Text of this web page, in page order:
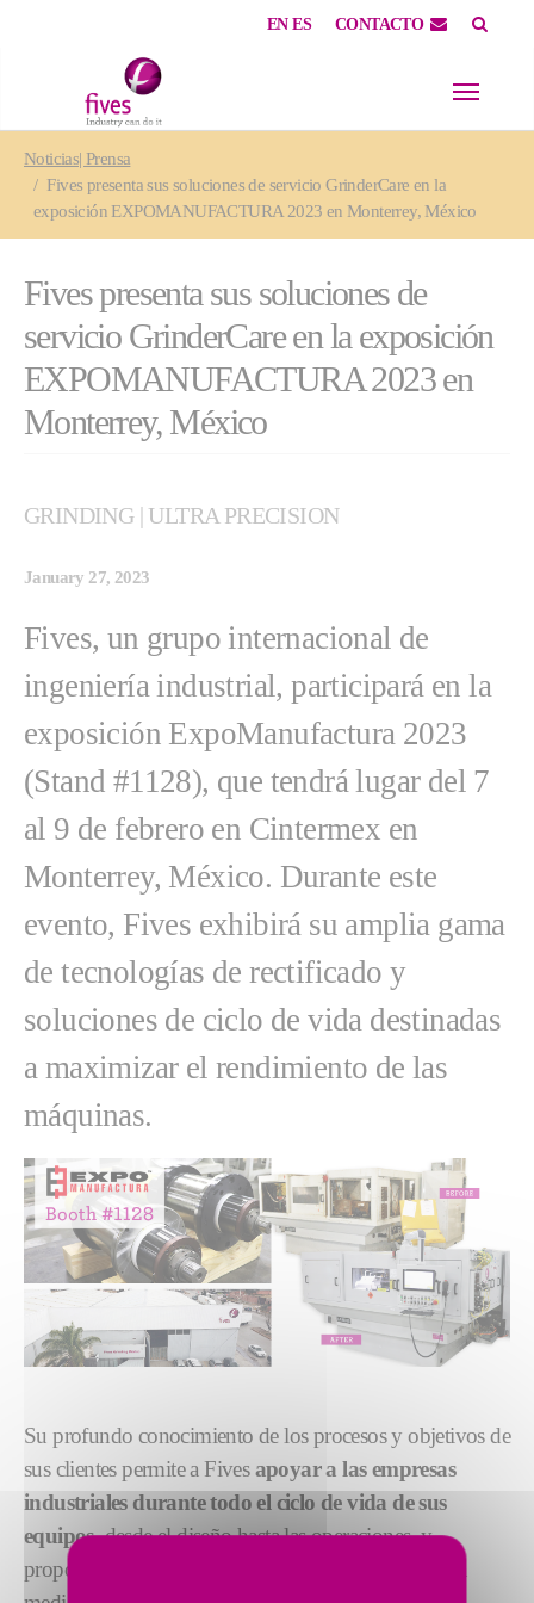
EN ES CONTACTO
Noticias| Prensa
Fives presenta sus soluciones de servicio GrinderCare en la
exposición EXPOMANUFACTURA 2023 en Monterrey, México
Fives presenta sus soluciones de
servicio GrinderCare en la exposición
EXPOMANUFACTURA 2023 en
Monterrey, México
GRINDING | ULTRA PRECISION
January 27, 2023
Fives, un grupo internacional de
ingeniería industrial, participará en la
exposición ExpoManufactura 2023
(Stand #1128), que tendrá lugar del 7
al 9 de febrero en Cintermex en
Monterrey, México. Durante este
evento, Fives exhibirá su amplia gama
de tecnologías de rectificado y
soluciones de ciclo de vida destinadas
a maximizar el rendimiento de las
máquinas.
Su profundo conocimiento de los procesos y objetivos de
sus clientes permite a Fivesapoyar a las empresas
industriales durante todo el ciclo de vida de sus
equipos, desde el diseño hasta las operaciones, y
proporcionarles soluciones llave en mano hechas a la